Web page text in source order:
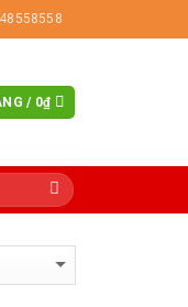
/ 0₫